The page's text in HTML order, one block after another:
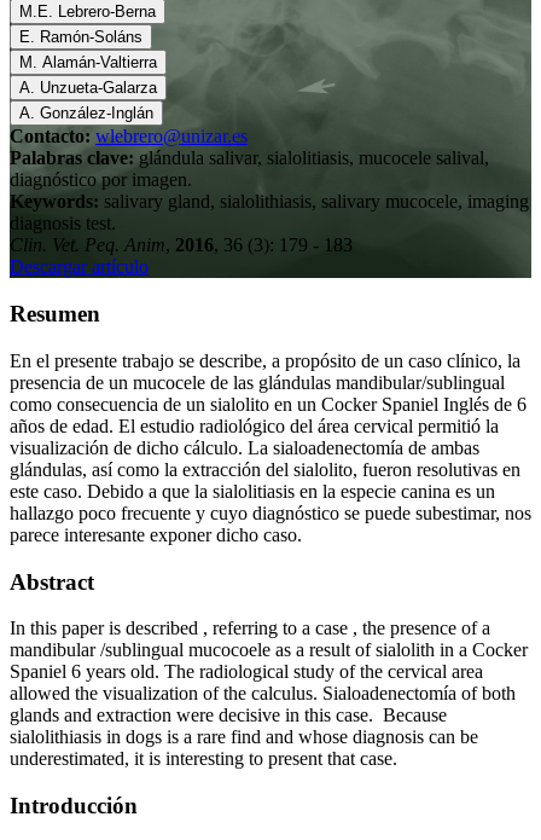
M.E. Lebrero-Berna
E. Ramón-Soláns
M. Alamán-Valtierra
A. Unzueta-Galarza
A. González-Inglán
Contacto: wlebrero@unizar.es
Palabras clave: glándula salivar, sialolitiasis, mucocele salival,
diagnóstico por imagen.
Keywords: salivary gland, sialolithiasis, salivary mucocele, imaging
diagnosis test.
Clin. Vet. Peq. Anim, 2016, 36 (3): 179 - 183
Descargar artículo
Resumen
En el presente trabajo se describe, a propósito de un caso clínico, la
presencia de un mucocele de las glándulas mandibular/sublingual
como consecuencia de un sialolito en un Cocker Spaniel Inglés de 6
años de edad. El estudio radiológico del área cervical permitió la
visualización de dicho cálculo. La sialoadenectomía de ambas
glándulas, así como la extracción del sialolito, fueron resolutivas en
este caso. Debido a que la sialolitiasis en la especie canina es un
hallazgo poco frecuente y cuyo diagnóstico se puede subestimar, nos
parece interesante exponer dicho caso.
Abstract
In this paper is described , referring to a case , the presence of a
mandibular /sublingual mucocoele as a result of sialolith in a Cocker
Spaniel 6 years old. The radiological study of the cervical area
allowed the visualization of the calculus. Sialoadenectomía of both
glands and extraction were decisive in this case. Because
sialolithiasis in dogs is a rare find and whose diagnosis can be
underestimated, it is interesting to present that case.
Introducción